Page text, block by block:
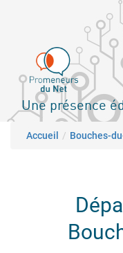
principal
Une présence
Fil
Accueil Bouches-